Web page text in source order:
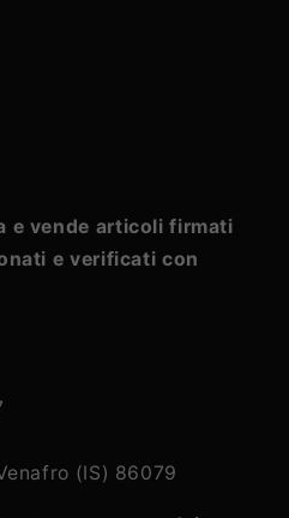
e vende articoli firmati
e verificati con
(IS) 86079